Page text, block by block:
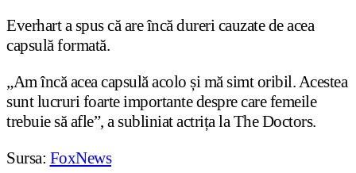
Everhart a spus că are încă dureri cauzate de acea
capsulă formată.
„Am încă acea capsulă acolo și mă simt oribil. Acestea
sunt lucruri foarte importante despre care femeile
trebuie să afle”, a subliniat actrița la The Doctors.
Sursa: FoxNews